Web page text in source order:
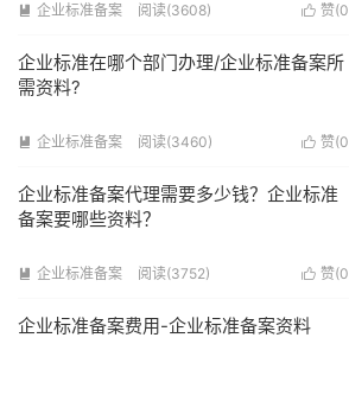
 赞(0
 企业标准备案 阅读(3608)
企业标准在哪个部门办理/企业标准备案所
需资料?
 赞(0
 企业标准备案 阅读(3460)
企业标准备案代理需要多少钱？企业标准
备案要哪些资料？
 赞(0
 企业标准备案 阅读(3752)
企业标准备案费用-企业标准备案资料